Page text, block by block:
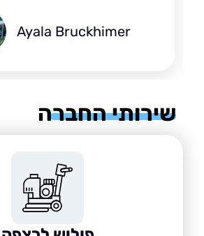
Ayala Bruckhimer
החברה